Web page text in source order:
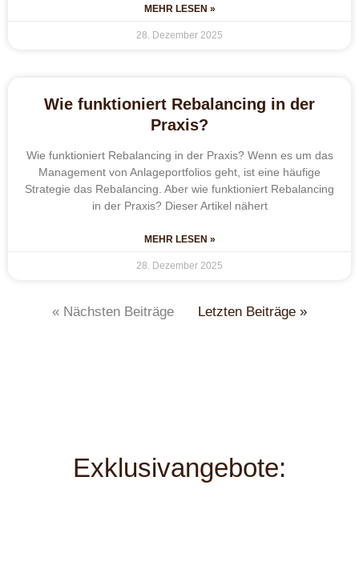
MEHR LESEN »
28. Dezember 2025
Wie funktioniert Rebalancing in der
Praxis?
Wie funktioniert Rebalancing in der Praxis? Wenn es um das
Management von Anlageportfolios geht, ist eine häufige
Strategie das Rebalancing. Aber wie funktioniert Rebalancing
in der Praxis? Dieser Artikel nähert
MEHR LESEN »
28. Dezember 2025
« Nächsten Beiträge Letzten Beiträge »
Exklusivangebote: